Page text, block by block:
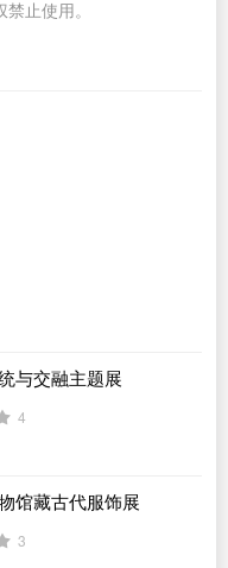
止使用。
与交融主题展
4
馆藏古代服饰展
3